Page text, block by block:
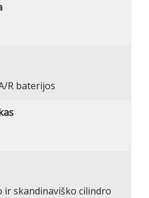
R baterijos
ir skandinaviško cilindro